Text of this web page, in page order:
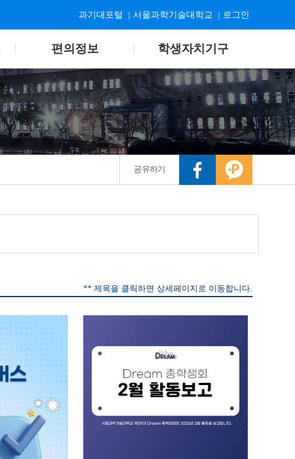
과기대포털 | 서울과학기술대학교 | 로그인
편의정보 학생자치기구
공유하기
** 제목을 클릭하면 상세페이지로 이동합니다.